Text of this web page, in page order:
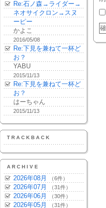
Re:石ノ森→ライダー→
ネオサイクロン→スヌ
ーピー
かよこ
2016/05/08
Re:下見を兼ねて一杯ど
お？
YABU
2015/11/13
Re:下見を兼ねて一杯ど
お？
はーちゃん
2015/11/13
TRACKBACK
ARCHIVE
2026年08月 （6件）
2026年07月 （31件）
2026年06月 （30件）
2026年05月 （31件）